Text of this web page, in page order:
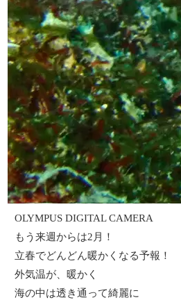
OLYMPUS DIGITAL CAMERA
もう来週からは2月！
立春でどんどん暖かくなる予報！
外気温が、暖かく
海の中は透き通って綺麗に